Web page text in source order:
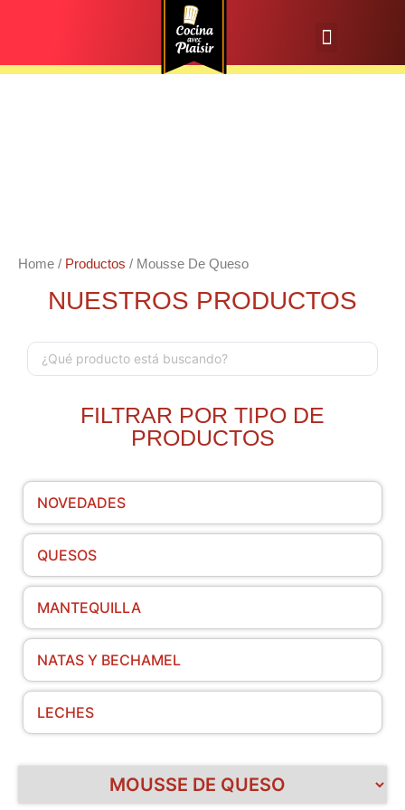
Home / Productos / Mousse De Queso
NUESTROS PRODUCTOS
FILTRAR POR TIPO DE
PRODUCTOS
NOVEDADES
QUESOS
MANTEQUILLA
NATAS Y BECHAMEL
LECHES